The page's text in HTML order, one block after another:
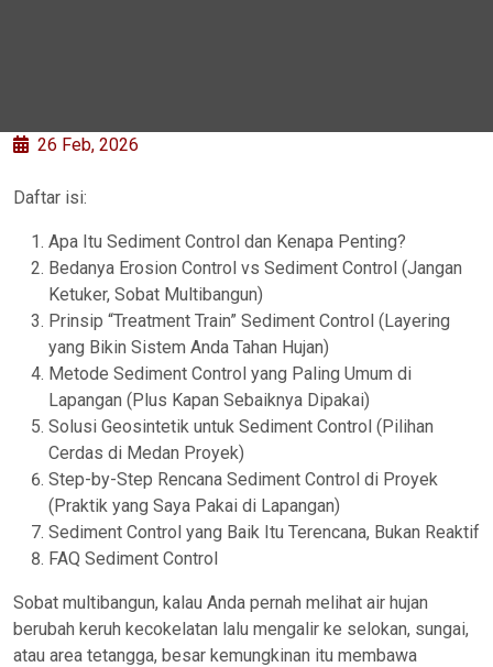
26 Feb, 2026
Daftar isi:
Apa Itu Sediment Control dan Kenapa Penting?
Bedanya Erosion Control vs Sediment Control (Jangan
Ketuker, Sobat Multibangun)
Prinsip “Treatment Train” Sediment Control (Layering
yang Bikin Sistem Anda Tahan Hujan)
Metode Sediment Control yang Paling Umum di
Lapangan (Plus Kapan Sebaiknya Dipakai)
Solusi Geosintetik untuk Sediment Control (Pilihan
Cerdas di Medan Proyek)
Step-by-Step Rencana Sediment Control di Proyek
(Praktik yang Saya Pakai di Lapangan)
Sediment Control yang Baik Itu Terencana, Bukan Reaktif
FAQ Sediment Control
Sobat multibangun, kalau Anda pernah melihat air hujan
berubah keruh kecokelatan lalu mengalir ke selokan, sungai,
atau area tetangga, besar kemungkinan itu membawa